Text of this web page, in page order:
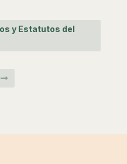
y Estatutos del